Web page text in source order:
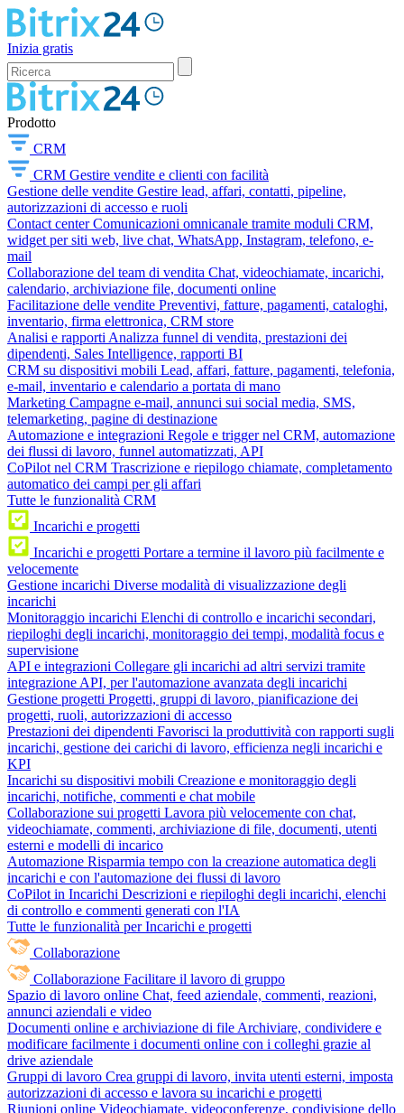
Inizia gratis
Prodotto
CRM
CRM Gestire vendite e clienti con facilità
Gestione delle vendite Gestire lead, affari, contatti, pipeline,
autorizzazioni di accesso e ruoli
Contact center Comunicazioni omnicanale tramite moduli CRM,
widget per siti web, live chat, WhatsApp, Instagram, telefono, e-
mail
Collaborazione del team di vendita Chat, videochiamate, incarichi,
calendario, archiviazione file, documenti online
Facilitazione delle vendite Preventivi, fatture, pagamenti, cataloghi,
inventario, firma elettronica, CRM store
Analisi e rapporti Analizza funnel di vendita, prestazioni dei
dipendenti, Sales Intelligence, rapporti BI
CRM su dispositivi mobili Lead, affari, fatture, pagamenti, telefonia,
e-mail, inventario e calendario a portata di mano
Marketing Campagne e-mail, annunci sui social media, SMS,
telemarketing, pagine di destinazione
Automazione e integrazioni Regole e trigger nel CRM, automazione
dei flussi di lavoro, funnel automatizzati, API
CoPilot nel CRM Trascrizione e riepilogo chiamate, completamento
automatico dei campi per gli affari
Tutte le funzionalità CRM
Incarichi e progetti
Incarichi e progetti Portare a termine il lavoro più facilmente e
velocemente
Gestione incarichi Diverse modalità di visualizzazione degli
incarichi
Monitoraggio incarichi Elenchi di controllo e incarichi secondari,
riepiloghi degli incarichi, monitoraggio dei tempi, modalità focus e
supervisione
API e integrazioni Collegare gli incarichi ad altri servizi tramite
integrazione API, per l'automazione avanzata degli incarichi
Gestione progetti Progetti, gruppi di lavoro, pianificazione dei
progetti, ruoli, autorizzazioni di accesso
Prestazioni dei dipendenti Favorisci la produttività con rapporti sugli
incarichi, gestione dei carichi di lavoro, efficienza negli incarichi e
KPI
Incarichi su dispositivi mobili Creazione e monitoraggio degli
incarichi, notifiche, commenti e chat mobile
Collaborazione sui progetti Lavora più velocemente con chat,
videochiamate, commenti, archiviazione di file, documenti, utenti
esterni e modelli di incarico
Automazione Risparmia tempo con la creazione automatica degli
incarichi e con l'automazione dei flussi di lavoro
CoPilot in Incarichi Descrizioni e riepiloghi degli incarichi, elenchi
di controllo e commenti generati con l'IA
Tutte le funzionalità per Incarichi e progetti
Collaborazione
Collaborazione Facilitare il lavoro di gruppo
Spazio di lavoro online Chat, feed aziendale, commenti, reazioni,
annunci aziendali e video
Documenti online e archiviazione di file Archiviare, condividere e
modificare facilmente i documenti online con i colleghi grazie al
drive aziendale
Gruppi di lavoro Crea gruppi di lavoro, invita utenti esterni, imposta
autorizzazioni di accesso e lavora su incarichi e progetti
Riunioni online Videochiamate, videoconferenze, condivisione dello